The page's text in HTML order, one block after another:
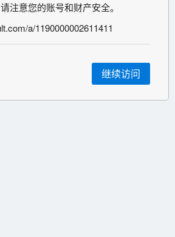
注意您的账号和财产安全。
a/1190000002611411
继续访问